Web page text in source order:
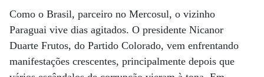
Como o Brasil, parceiro no Mercosul, o vizinho
Paraguai vive dias agitados. O presidente Nicanor
Duarte Frutos, do Partido Colorado, vem enfrentando
manifestações crescentes, principalmente depois que